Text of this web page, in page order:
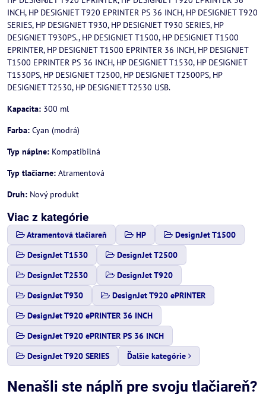
INCH, HP DESIGNJET T920 EPRINTER PS 36 INCH, HP DESIGNJET T920
SERIES, HP DESIGNJET T930, HP DESIGNJET T930 SERIES, HP
DESIGNJET T930PS., HP DESIGNJET T1500, HP DESIGNJET T1500
EPRINTER, HP DESIGNJET T1500 EPRINTER 36 INCH, HP DESIGNJET
T1500 EPRINTER PS 36 INCH, HP DESIGNJET T1530, HP DESIGNJET
T1530PS, HP DESIGNJET T2500, HP DESIGNJET T2500PS, HP
DESIGNJET T2530, HP DESIGNJET T2530 USB.
Kapacita: 300 ml
Farba: Cyan (modrá)
Typ náplne: Kompatibilná
Typ tlačiarne: Atramentová
Druh: Nový produkt
Viac z kategórie
Atramentová tlačiareň HP
DesignJet T1500
DesignJet T1530
DesignJet T2500
DesignJet T2530
DesignJet T920
DesignJet T930
DesignJet T920 ePRINTER
DesignJet T920 ePRINTER 36 INCH
DesignJet T920 ePRINTER PS 36 INCH
DesignJet T920 SERIES
Ďalšie kategórie
Nenašli ste náplň pre svoju tlačiareň?